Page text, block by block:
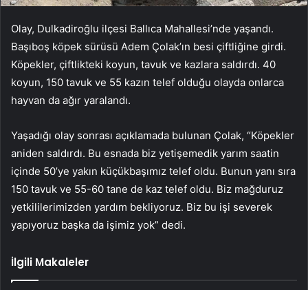
Olay, Dulkadiroğlu ilçesi Ballıca Mahallesi’nde yaşandı.
Başıboş köpek sürüsü Adem Çolak’ın besi çiftliğine girdi.
Köpekler, çiftlikteki koyun, tavuk ve kazlara saldırdı. 40
koyun, 150 tavuk ve 55 kazın telef olduğu olayda onlarca
hayvan da ağır yaralandı.
Yaşadığı olay sonrası açıklamada bulunan Çolak, “Köpekler
aniden saldırdı. Bu esnada biz yetişemedik yarım saatin
içinde 50’ye yakın küçükbaşımız telef oldu. Bunun yanı sıra
150 tavuk ve 55-60 tane de kaz telef oldu. Biz mağduruz
yetkililerimizden yardım bekliyoruz. Biz bu işi severek
yapıyoruz başka da işimiz yok” dedi.
İlgili Makaleler